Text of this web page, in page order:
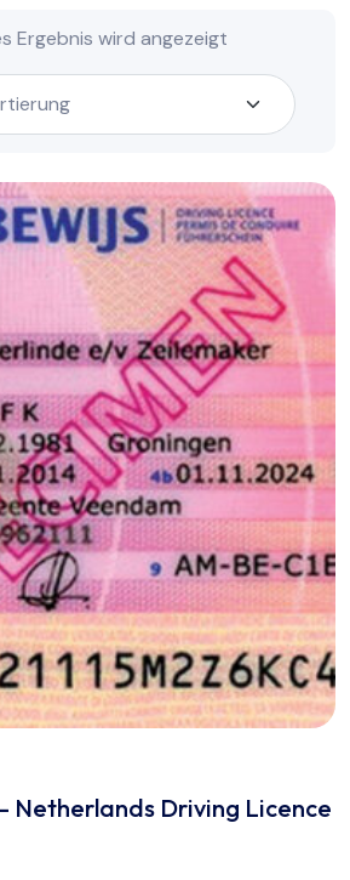
Ergebnis wird angezeigt
Netherlands Driving Licence